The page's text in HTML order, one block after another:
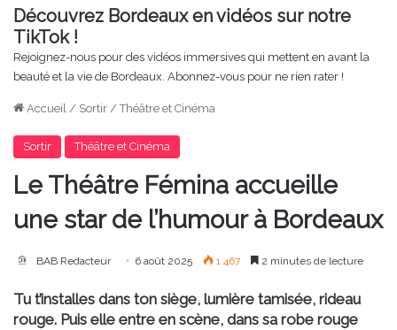
Découvrez Bordeaux en vidéos sur notre
TikTok !
Rejoignez-nous pour des vidéos immersives qui mettent en avant la
beauté et la vie de Bordeaux. Abonnez-vous pour ne rien rater !
Accueil / Sortir / Théâtre et Cinéma
Sortir Théâtre et Cinéma
Le Théâtre Fémina accueille
une star de l’humour à Bordeaux
BAB Redacteur 6 août 2025 1 467 2 minutes de lecture
Tu t’installes dans ton siège, lumière tamisée, rideau
rouge. Puis elle entre en scène, dans sa robe rouge